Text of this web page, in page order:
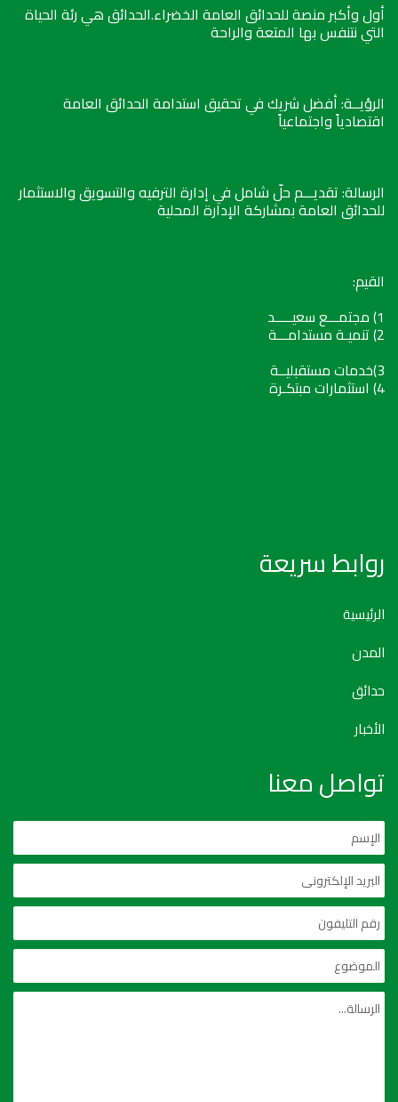
أول وأكبر منصة للحدائق العامة الخضراء.الحدائق هي رئة الحياة
التي نتنفس بها المتعة والراحة
الرؤيــة: أفضل شريك في تحقيق استدامة الحدائق العامة
اقتصادياً واجتماعياً
الرسالة: تقديـــم حلّ شامل في إدارة الترفيه والتسويق والاستثمار
للحدائق العامة بمشاركة الإدارة المحلية
القيم:
1) مجتمـــع سعيـــــد
2) تنميـة مستدامـــة
3)خدمات مستقبليــة
4) استثمارات مبتكـرة
روابط سريعة
الرئيسية
المدن
حدائق
الأخبار
تواصل معنا